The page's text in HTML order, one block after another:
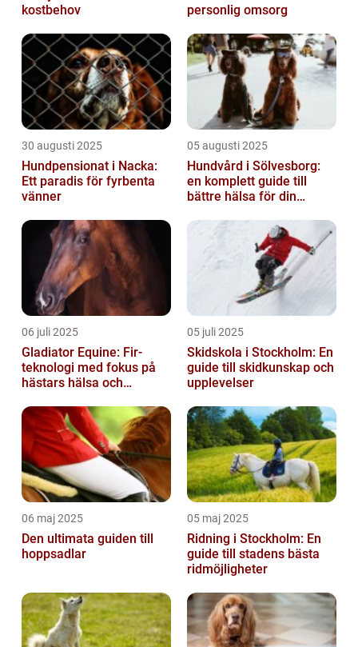
kostbehov
personlig omsorg
30 augusti 2025
Hundpensionat i Nacka:
Ett paradis för fyrbenta
vänner
05 augusti 2025
Hundvård i Sölvesborg:
en komplett guide till
bättre hälsa för din
06 juli 2025
Gladiator Equine: Fir-
teknologi med fokus på
hästars hälsa och
05 juli 2025
Skidskola i Stockholm: En
guide till skidkunskap och
upplevelser
06 maj 2025
Den ultimata guiden till
hoppsadlar
05 maj 2025
Ridning i Stockholm: En
guide till stadens bästa
ridmöjligheter